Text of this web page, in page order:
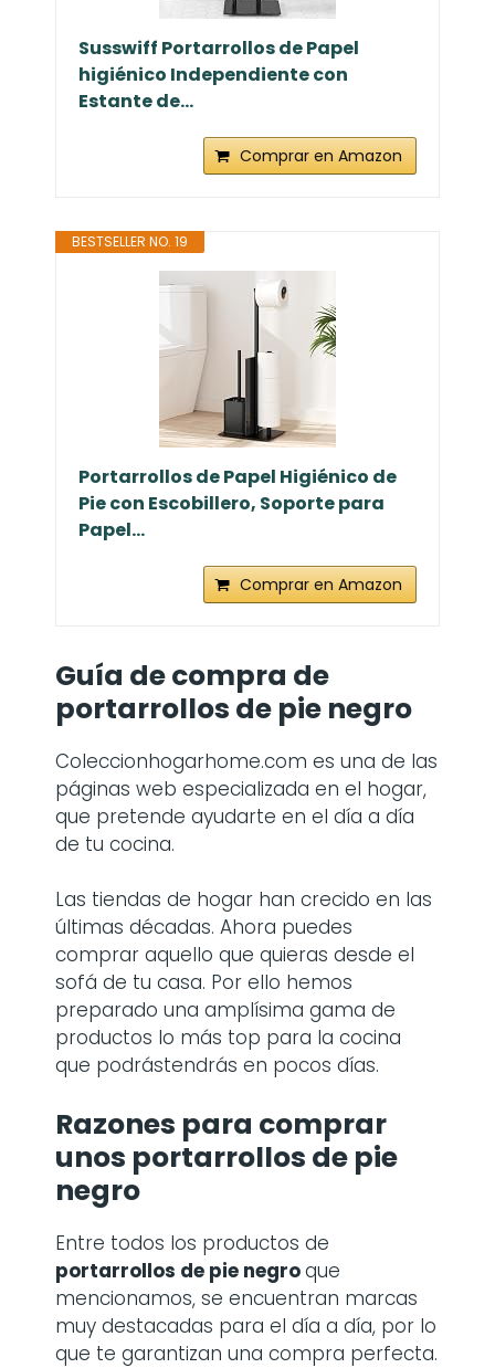
Susswiff Portarrollos de Papel
higiénico Independiente con
Estante de...
Comprar en Amazon
BESTSELLER NO. 19
Portarrollos de Papel Higiénico de
Pie con Escobillero, Soporte para
Papel...
Comprar en Amazon
Guía de compra de
portarrollos de pie negro
Coleccionhogarhome.com es una de las
páginas web especializada en el hogar,
que pretende ayudarte en el día a día
de tu cocina.
Las tiendas de hogar han crecido en las
últimas décadas. Ahora puedes
comprar aquello que quieras desde el
sofá de tu casa. Por ello hemos
preparado una amplísima gama de
productos lo más top para la cocina
que podrástendrás en pocos días.
Razones para comprar
unos portarrollos de pie
negro
Entre todos los productos de
portarrollos de pie negroque
mencionamos, se encuentran marcas
muy destacadas para el día a día, por lo
que te garantizan una compra perfecta.